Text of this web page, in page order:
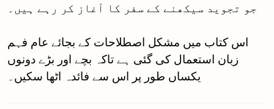
جو تجوید سیکھنے کے سفر کا آغاز کر رہے ہیں۔
اس کتاب میں مشکل اصطلاحات کے بجائے عام فہم
زبان استعمال کی گئی ہے تاکہ بچے اور بڑے دونوں
یکساں طور پر اس سے فائدہ اٹھا سکیں۔